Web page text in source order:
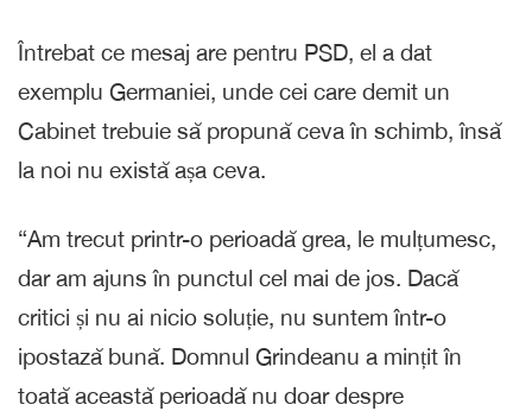
Întrebat ce mesaj are pentru PSD, el a dat
exemplu Germaniei, unde cei care demit un
Cabinet trebuie să propună ceva în schimb, însă
la noi nu există așa ceva.
“Am trecut printr-o perioadă grea, le mulțumesc,
dar am ajuns în punctul cel mai de jos. Dacă
critici și nu ai nicio soluție, nu suntem într-o
ipostază bună. Domnul Grindeanu a mințit în
toată această perioadă nu doar despre